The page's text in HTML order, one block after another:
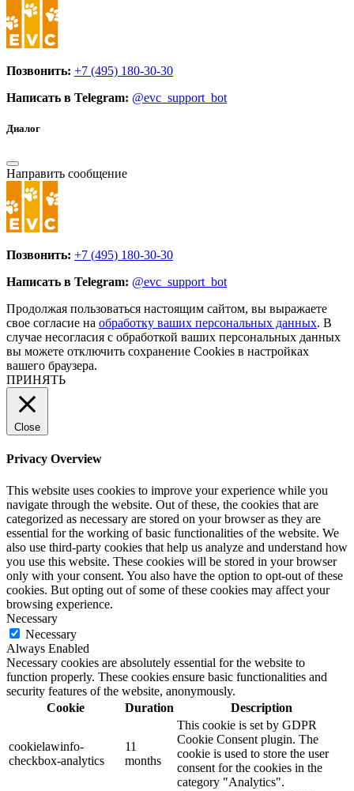
Позвонить: +7 (495) 180-30-30
Написать в Telegram: @evc_support_bot
Диалог
Направить сообщение
Позвонить: +7 (495) 180-30-30
Написать в Telegram: @evc_support_bot
Продолжая пользоваться настоящим сайтом, вы выражаете
свое согласие на обработку ваших персональных данных. В
случае несогласия с обработкой ваших персональных данных
вы можете отключить сохранение Cookies в настройках
вашего браузера.
ПРИНЯТЬ
Close
Privacy Overview
This website uses cookies to improve your experience while you
navigate through the website. Out of these, the cookies that are
categorized as necessary are stored on your browser as they are
essential for the working of basic functionalities of the website. We
also use third-party cookies that help us analyze and understand how
you use this website. These cookies will be stored in your browser
only with your consent. You also have the option to opt-out of these
cookies. But opting out of some of these cookies may affect your
browsing experience.
Necessary
Necessary
Always Enabled
Necessary cookies are absolutely essential for the website to
function properly. These cookies ensure basic functionalities and
security features of the website, anonymously.
Cookie
Duration Description
cookielawinfo-
checkbox-analytics
11
months
This cookie is set by GDPR
Cookie Consent plugin. The
cookie is used to store the user
consent for the cookies in the
category "Analytics".